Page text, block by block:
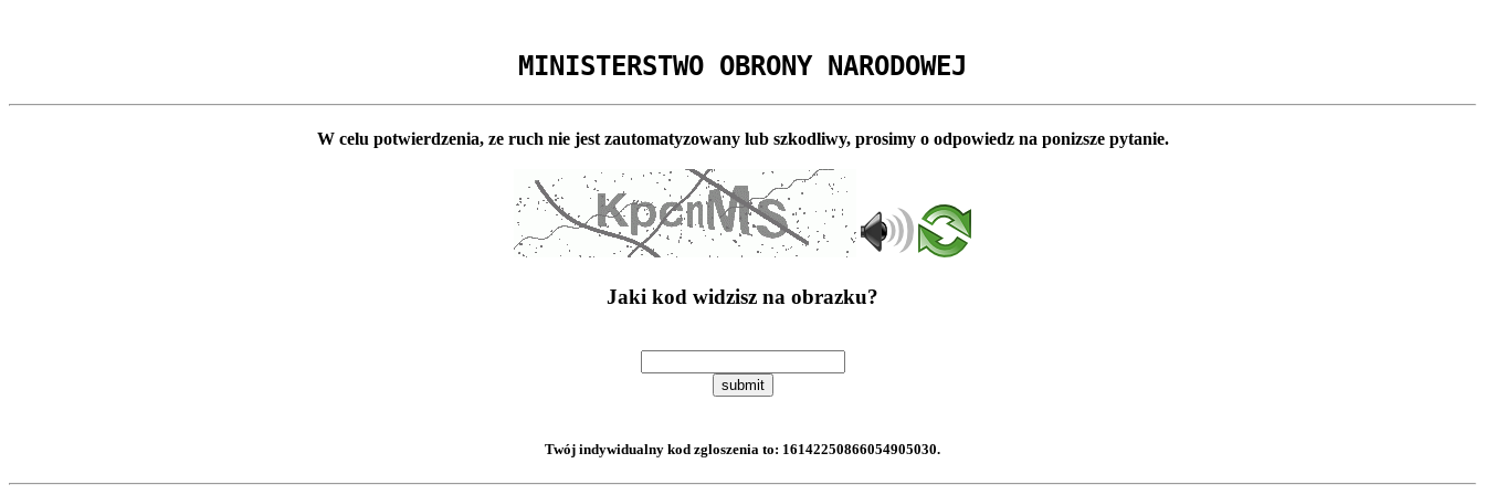
MINISTERSTWO OBRONY NARODOWEJ
W celu potwierdzenia, ze ruch nie jest zautomatyzowany lub szkodliwy, prosimy o odpowiedz na ponizsze pytanie.
Jaki kod widzisz na obrazku?
submit
Twój indywidualny kod zgloszenia to: 16142250866054905030.